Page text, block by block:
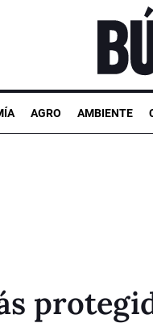
AGRO AMBIENTE